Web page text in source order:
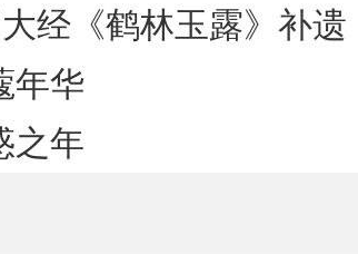
大经《鹤林玉露》补遗
年华
之年